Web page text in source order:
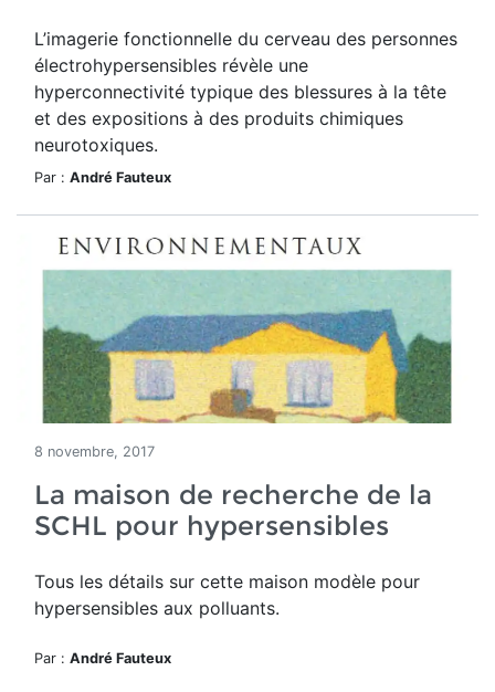
L’imagerie fonctionnelle du cerveau des personnes
électrohypersensibles révèle une
hyperconnectivité typique des blessures à la tête
et des expositions à des produits chimiques
neurotoxiques.
Par : André Fauteux
8 novembre, 2017
La maison de recherche de la
SCHL pour hypersensibles
Tous les détails sur cette maison modèle pour
hypersensibles aux polluants.
Par : André Fauteux